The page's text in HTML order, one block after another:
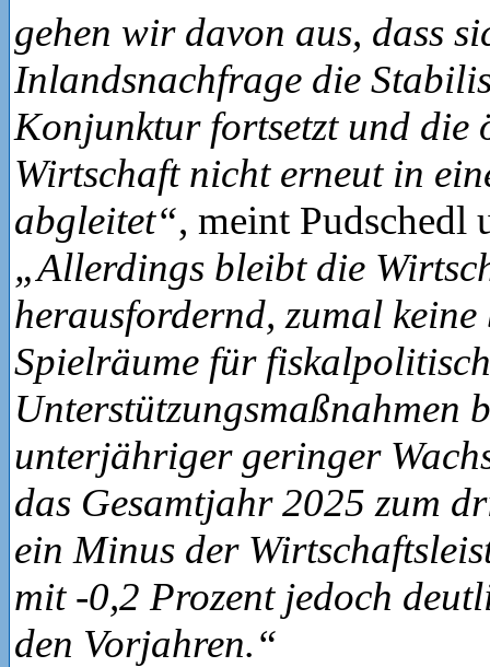
gehen wir davon aus, dass
Inlandsnachfrage die
Konjunktur fortsetzt und die
Wirtschaft nicht erneut in
abgleitet“, meint Pudschedl
„Allerdings bleibt die
herausfordernd, zumal keine
Spielräume für
Unterstützungsmaßnahmen
unterjähriger geringer
das Gesamtjahr 2025 zum
ein Minus der
mit -0,2 Prozent jedoch
den Vorjahren.“